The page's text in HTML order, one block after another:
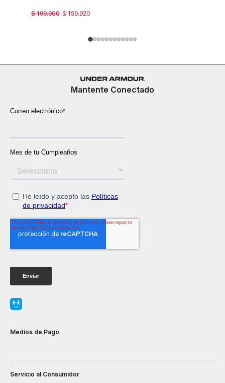
$ 159.920
$ 199.900
Mantente Conectado
Medios de Pago
Servicio al Consumidor